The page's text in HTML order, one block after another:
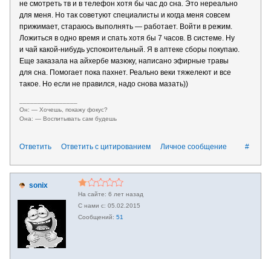
не смотреть тв и в телефон хотя бы час до сна. Это нереально
для меня. Но так советуют специалисты и когда меня совсем
прижимает, стараюсь выполнять — работает. Войти в режим.
Ложиться в одно время и спать хотя бы 7 часов. В системе. Ну
и чай какой-нибудь успокоительный. Я в аптеке сборы покупаю.
Еще заказала на айхербе мазюку, написано эфирные травы
для сна. Помогает пока пахнет. Реально веки тяжелеют и все
такое. Но если не правился, надо снова мазать))
Он: — Хочешь, покажу фокус?
Она: — Воспитывать сам будешь
#
Ответить Ответить с цитированием Личное сообщение
sonix
6 лет назад
05.02.2015
51